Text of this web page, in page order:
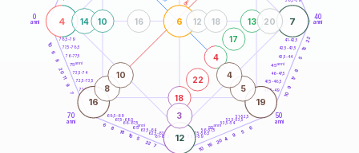
0
anni
40
anni
50
anni
70
anni
41-42,5
42,5-43,5
43,5-44
46-47,5
47,5-48,5
48,5-49
51-52,5
52,5-53,5
53,5-54
56-57,5
57,5-58,5
58,5-59
61-62,5
62,5-63,5
63,5-64
66-67,5
67,5-68,5
68,5-69
71-72,5
72,5-73,5
73,5-74
76-77,5
77,5-78,5
78,5-79 22
15
5
8
17
9
10
6
5
9
4
20
16
10
7
22
5
10
18
8
6
7
9
11
20
8
6
10
4 7
12
6
16 19
18
22
4
17
13
14 20
3
10 12 18
16
8
10
5
4
45anni
55anni
65anni
75anni